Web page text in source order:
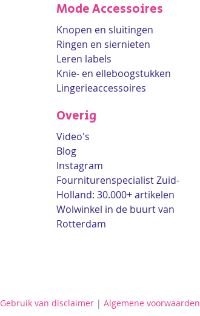
Mode Accessoires
Knopen en sluitingen
Ringen en siernieten
Leren labels
Knie- en elleboogstukken
Lingerieaccessoires
Overig
Video's
Blog
Instagram
Fourniturenspecialist Zuid-
Holland: 30.000+ artikelen
Wolwinkel in de buurt van
Rotterdam
Gebruik van disclaimer | Algemene voorwaarden